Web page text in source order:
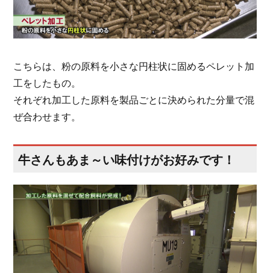
こちらは、粉の原料を小さな円柱状に固めるペレット加
工をしたもの。
それぞれ加工した原料を製品ごとに決められた分量で混
ぜ合わせます。
牛さんもあま～い味付けがお好みです！